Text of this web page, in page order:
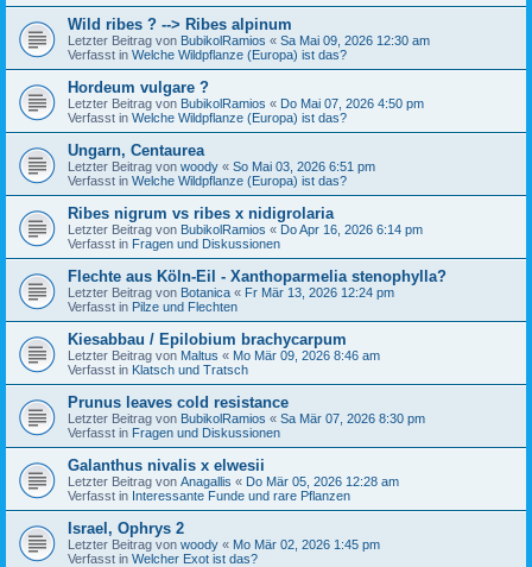
Wild ribes ? --> Ribes alpinum
Letzter Beitrag von BubikolRamios « Sa Mai 09, 2026 12:30 am
Verfasst in Welche Wildpflanze (Europa) ist das?
Hordeum vulgare ?
Letzter Beitrag von BubikolRamios « Do Mai 07, 2026 4:50 pm
Verfasst in Welche Wildpflanze (Europa) ist das?
Ungarn, Centaurea
Letzter Beitrag von woody « So Mai 03, 2026 6:51 pm
Verfasst in Welche Wildpflanze (Europa) ist das?
Ribes nigrum vs ribes x nidigrolaria
Letzter Beitrag von BubikolRamios « Do Apr 16, 2026 6:14 pm
Verfasst in Fragen und Diskussionen
Flechte aus Köln-Eil - Xanthoparmelia stenophylla?
Letzter Beitrag von Botanica « Fr Mär 13, 2026 12:24 pm
Verfasst in Pilze und Flechten
Kiesabbau / Epilobium brachycarpum
Letzter Beitrag von Maltus « Mo Mär 09, 2026 8:46 am
Verfasst in Klatsch und Tratsch
Prunus leaves cold resistance
Letzter Beitrag von BubikolRamios « Sa Mär 07, 2026 8:30 pm
Verfasst in Fragen und Diskussionen
Galanthus nivalis x elwesii
Letzter Beitrag von Anagallis « Do Mär 05, 2026 12:28 am
Verfasst in Interessante Funde und rare Pflanzen
Israel, Ophrys 2
Letzter Beitrag von woody « Mo Mär 02, 2026 1:45 pm
Verfasst in Welcher Exot ist das?